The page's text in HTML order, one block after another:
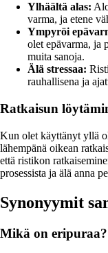
Ylhäältä alas:
varma, ja etene
Ympyröi
olet epävarma, ja
muita sanoja.
Älä stressaa:
rauhallisena ja
Ratkaisun
Kun olet käyttänyt yllä
lähempänä oikean
että ristikon
prosessista ja älä anna
Synonyymit
Mikä on eripuraa?